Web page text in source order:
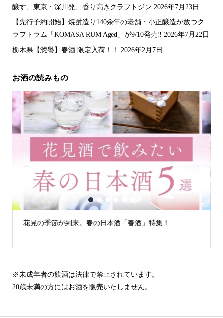
醸す、東京・深川発、香り高きクラフトジン 2026年7月23日
【先行予約開始】焼酎造り140余年の老舗・小正醸造が放つク
ラフトラム「KOMASA RUM Aged」が9/10発売‼️ 2026年7月22日
栃木県【惣譽】春酒 限定入荷！！ 2026年2月7日
お酒の読みもの
花見の季節が到来。春の日本酒「春酒」特集！
1 2 3 5
※未成年者の飲酒は法律で禁止されています。
20歳未満の方にはお酒を販売いたしません。